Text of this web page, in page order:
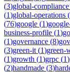
(3)global-compliance
(1)global-operations (
(76)google (1)
business-profile (1)
(1)governance (8)
(3)green-it (1)green-
(1)growth (1)grpc (1)
(2)handmade (3)